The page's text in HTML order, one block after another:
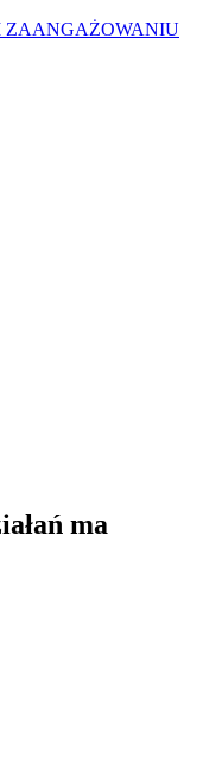
ZAANGAŻOWANIU
ma